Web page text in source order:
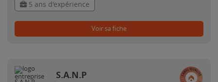
5 ans d'expérience
Voir sa fiche
S.A.N.P